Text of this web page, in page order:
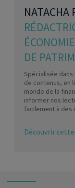
NATACHA
DE
Spécialisée
de contenus, en
monde de la
informer nos
facilement à des
Découvrir